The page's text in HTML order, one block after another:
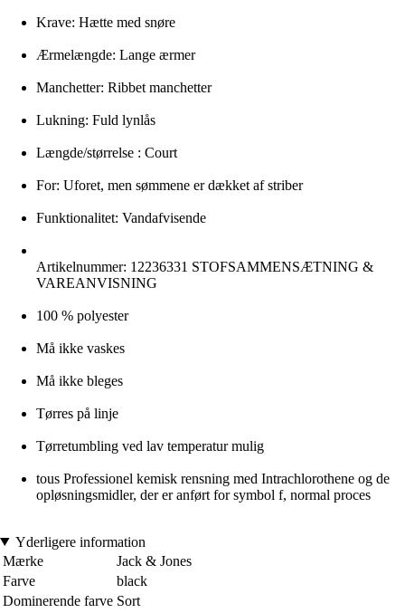
Krave: Hætte med snøre
Ærmelængde: Lange ærmer
Manchetter: Ribbet manchetter
Lukning: Fuld lynlås
Længde/størrelse : Court
For: Uforet, men sømmene er dækket af striber
Funktionalitet: Vandafvisende
Artikelnummer: 12236331 STOFSAMMENSÆTNING &
VAREANVISNING
100 % polyester
Må ikke vaskes
Må ikke bleges
Tørres på linje
Tørretumbling ved lav temperatur mulig
tous Professionel kemisk rensning med Intrachlorothene og de
opløsningsmidler, der er anført for symbol f, normal proces
Yderligere information
Mærke
Jack & Jones
Farve
black
Dominerende farve Sort